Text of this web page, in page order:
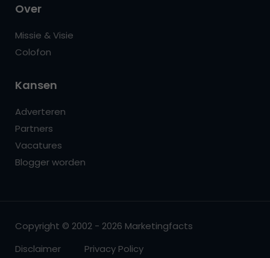
Over
Missie & Visie
Colofon
Kansen
Adverteren
Partners
Vacatures
Blogger worden
Copyright © 2002 - 2026 Marketingfacts
Disclaimer
Privacy Policy